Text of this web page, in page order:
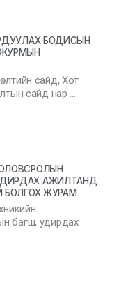
БОДИСЫН
сайд, Хот
сайд нар …
АЖИЛТАНД
БОЛГОХ ЖУРАМ
багш, удирдах